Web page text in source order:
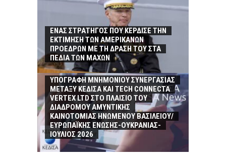
ΕΝΑΣ ΣΤΡΑΤΗΓΟΣ ΠΟΥ ΚΕΡΔΙΣΕ ΤΗΝ
ΕΚΤΙΜΗΣΗ ΤΩΝ ΑΜΕΡΙΚΑΝΩΝ
ΠΡΟΕΔΡΩΝ ΜΕ ΤΗ ΔΡΑΣΗ ΤΟΥ ΣΤΑ
ΠΕΔΙΑ ΤΩΝ ΜΑΧΩΝ
ΥΠΟΓΡΑΦΗ MΝΗΜΟΝΙΟΥ ΣΥΝΕΡΓΑΣΙΑΣ
ΜΕΤΑΞΥ ΚΕΔΙΣΑ ΚΑΙ TECH CONNECTA
VERTEX LTD ΣΤΟ ΠΛΑΙΣΙΟ ΤΟΥ
ΔΙΑΔΡΟΜΟΥ ΑΜΥΝΤΙΚΗΣ
ΚΑΙΝΟΤΟΜΙΑΣ ΗΝΩΜΕΝΟΥ ΒΑΣΙΛΕΙΟΥ/
ΕΥΡΩΠΑΪΚΗΣ ΕΝΩΣΗΣ-ΟΥΚΡΑΝΙΑΣ-
ΙΟΥΛΙΟΣ 2026